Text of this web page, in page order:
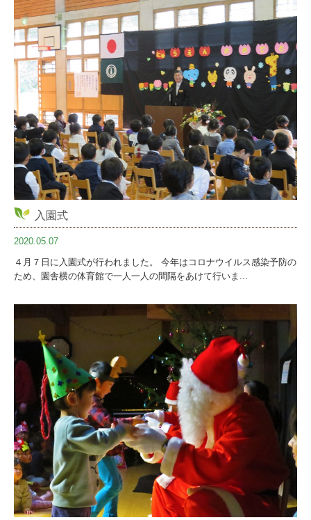
入園式
2020.05.07
４月７日に入園式が行われました。 今年はコロナウイルス感染予防の
ため、園舎横の体育館で一人一人の間隔をあけて行いま...